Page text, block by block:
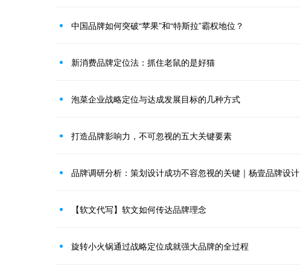
中国品牌如何突破“苹果”和“特斯拉”霸权地位？
新消费品牌定位法：抓住老鼠的是好猫
泡菜企业战略定位与达成发展目标的几种方式
打造品牌影响力，不可忽视的五大关键要素
品牌调研分析：策划设计成功不容忽视的关键｜杨壹品牌设计
【软文代写】软文如何传达品牌理念
旋转小火锅通过战略定位成就强大品牌的全过程